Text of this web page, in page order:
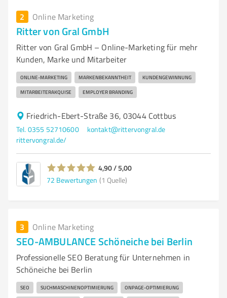
2 Online Marketing
Ritter von Gral GmbH
Ritter von Gral GmbH – Online-Marketing für mehr
Kunden, Marke und Mitarbeiter
ONLINE-MARKETING MARKENBEKANNTHEIT KUNDENGEWINNUNG
MITARBEITERAKQUISE EMPLOYER BRANDING
Friedrich-Ebert-Straße 36, 03044 Cottbus
Tel. 0355 52710600
kontakt@rittervongral.de
rittervongral.de/
4,90 / 5,00
72 Bewertungen (1 Quelle)
3 Online Marketing
SEO-AMBULANCE Schöneiche bei Berlin
Professionelle SEO Beratung für Unternehmen in
Schöneiche bei Berlin
SEO SUCHMASCHINENOPTIMIERUNG ONPAGE-OPTIMIERUNG